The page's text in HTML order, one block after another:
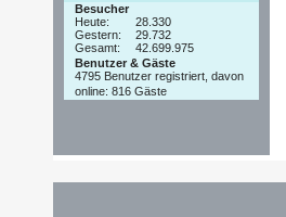
Besucher
Heute:
28.330
Gestern:
29.732
Gesamt:
42.699.975
Benutzer & Gäste
4795 Benutzer registriert, davon
online: 816 Gäste